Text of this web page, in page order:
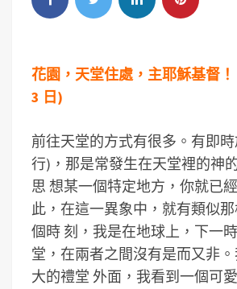
花園，天堂住處，主耶穌基督！
3 日)
前往天堂的方式有很多。有即
行)，那是常發生在天堂裡的神
思 想某一個特定地方，你就已
此，在這一異象中，就有類似
個時 刻，我是在地球上，下一
堂，在兩者之間沒有是而又非
大的禮堂 外面，我看到一個可